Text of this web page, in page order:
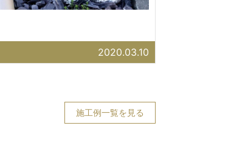
2020.03.10
施工例一覧を見る